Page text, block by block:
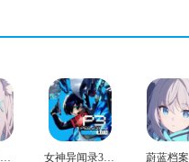
蔚蓝档案中文版 女神异闻录3安卓版 蔚蓝档